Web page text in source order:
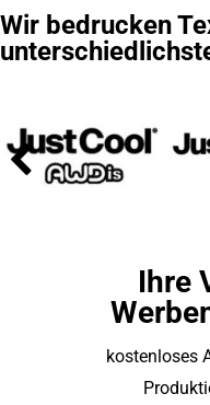
Wir bedrucken
Ihre
kostenloses